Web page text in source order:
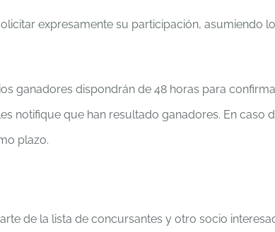
expresamente su participación, asumiendo
ganadores dispondrán de 48 horas para
notifique que han resultado ganadores. En caso
plazo.
de la lista de concursantes y otro socio